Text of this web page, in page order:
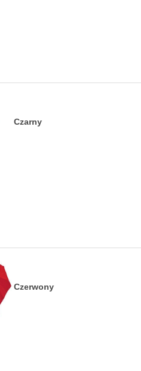
Czarny
Czerwony